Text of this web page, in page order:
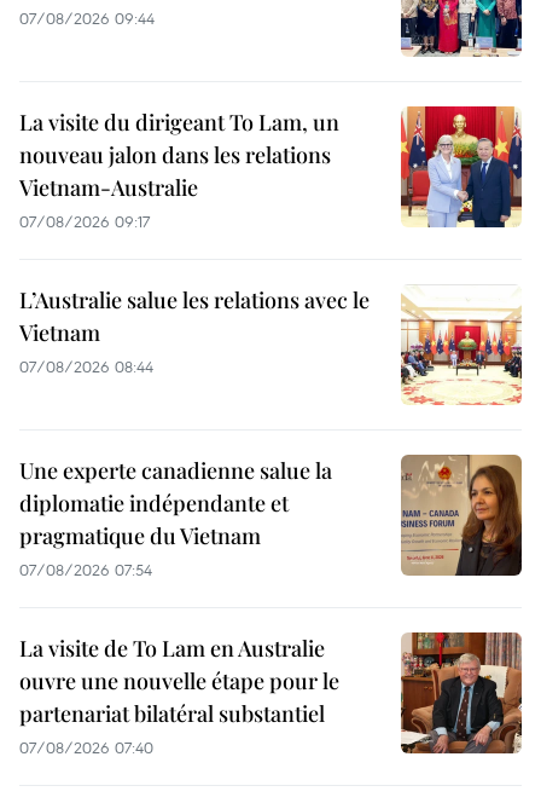
07/08/2026 09:44
La visite du dirigeant To Lam, un
nouveau jalon dans les relations
Vietnam-Australie
07/08/2026 09:17
L’Australie salue les relations avec le
Vietnam
07/08/2026 08:44
Une experte canadienne salue la
diplomatie indépendante et
pragmatique du Vietnam
07/08/2026 07:54
La visite de To Lam en Australie
ouvre une nouvelle étape pour le
partenariat bilatéral substantiel
07/08/2026 07:40